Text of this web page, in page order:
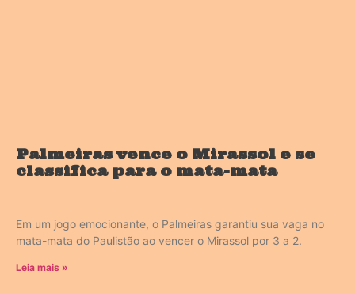
Palmeiras vence o Mirassol e se
classifica para o mata-mata
Em um jogo emocionante, o Palmeiras garantiu sua vaga no
mata-mata do Paulistão ao vencer o Mirassol por 3 a 2.
Leia mais »